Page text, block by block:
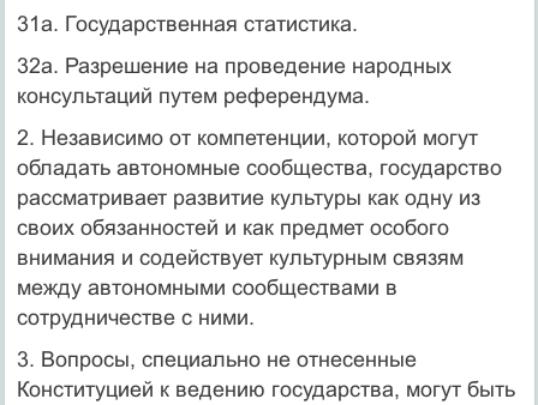
31а. Государственная статистика.
32а. Разрешение на проведение народных
консультаций путем референдума.
2. Независимо от компетенции, которой могут
обладать автономные сообщества, государство
рассматривает развитие культуры как одну из
своих обязанностей и как предмет особого
внимания и содействует культурным связям
между автономными сообществами в
сотрудничестве с ними.
3. Вопросы, специально не отнесенные
Конституцией к ведению государства, могут быть